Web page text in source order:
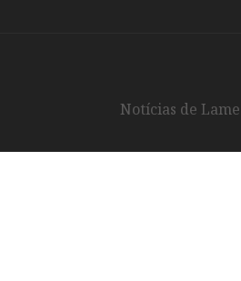
Notícias de